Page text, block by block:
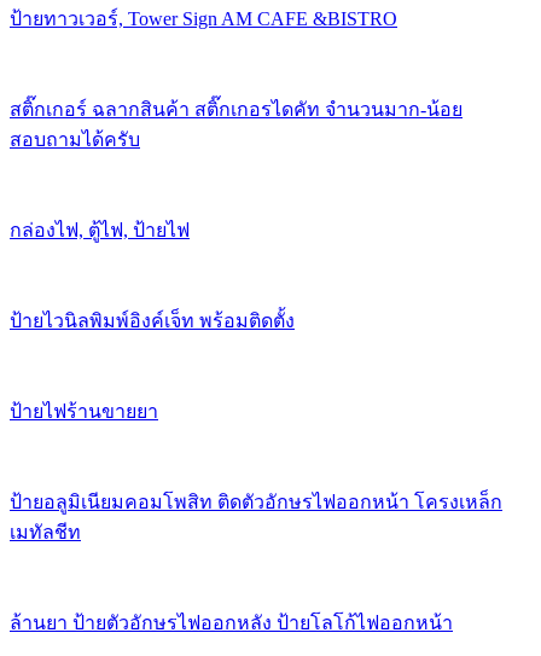
ป้ายทาวเวอร์, Tower Sign AM CAFE &BISTRO
สติ๊กเกอร์ ฉลากสินค้า สติ๊กเกอรไดคัท จำนวนมาก-น้อย
สอบถามได้ครับ
กล่องไฟ, ตู้ไฟ, ป้ายไฟ
ป้ายไวนิลพิมพ์อิงค์เจ็ท พร้อมติดตั้ง
ป้ายไฟร้านขายยา
ป้ายอลูมิเนียมคอมโพสิท ติดตัวอักษรไฟออกหน้า โครงเหล็ก
เมทัลชีท
ล้านยา ป้ายตัวอักษรไฟออกหลัง ป้ายโลโก้ไฟออกหน้า